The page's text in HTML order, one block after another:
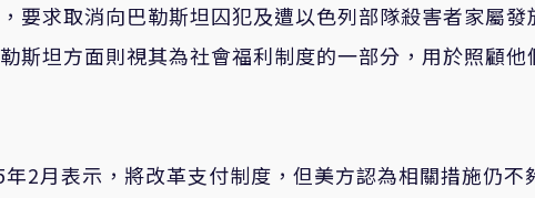
要求取消向巴勒斯坦囚犯及遭以色列部隊殺害者家屬發
斯坦方面則視其為社會福利制度的一部分，用於照顧他
2月表示，將改革支付制度，但美方認為相關措施仍不